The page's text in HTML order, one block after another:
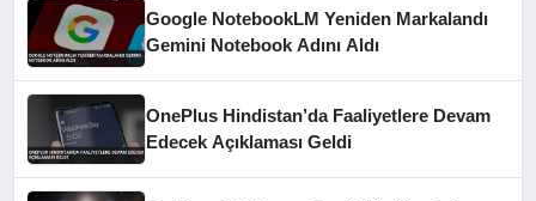
Google NotebookLM Yeniden Markalandı
Gemini Notebook Adını Aldı
OnePlus Hindistan’da Faaliyetlere Devam
Edecek Açıklaması Geldi